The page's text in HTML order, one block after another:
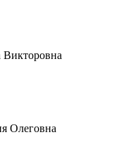
Олеговна